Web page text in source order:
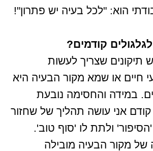
הוא: "לכל בעיה יש פתרון"!
קודמים?
תיקונים שצריך לעשות
חיים או שמא מקור הבעיה היא
במידה והחסימה נובעת
קודם אני עושה תהליך של שחזור
ולתת לו 'סוף טוב'.
של מקור הבעיה מובילה